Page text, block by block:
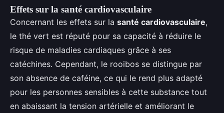
Effets sur la santé cardiovasculaire
Concernant les effets sur la santé cardiovasculaire,
le thé vert est réputé pour sa capacité à réduire le
risque de maladies cardiaques grâce à ses
catéchines. Cependant, le rooibos se distingue par
son absence de caféine, ce qui le rend plus adapté
pour les personnes sensibles à cette substance tout
en abaissant la tension artérielle et améliorant le